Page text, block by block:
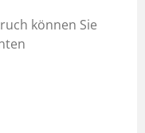
können Sie